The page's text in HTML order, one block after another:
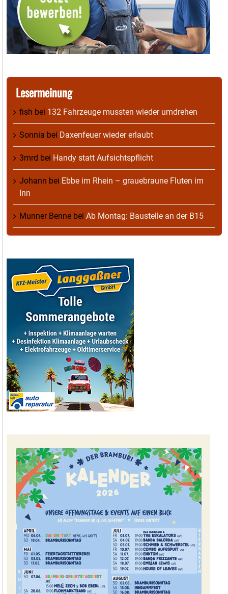
Lesermeinung
fish bei 132 Fahrzeuge mussten wieder umdrehen
Sonnia bei Daxenfeuer wieder erlaubt
3mrd bei Handy statt Aufsichtspflicht
Johann bei Ebbe im Rhein – grauebraune Fluten im
Inn
Munner Benne bei Ab Montag: Baustelle an der B15